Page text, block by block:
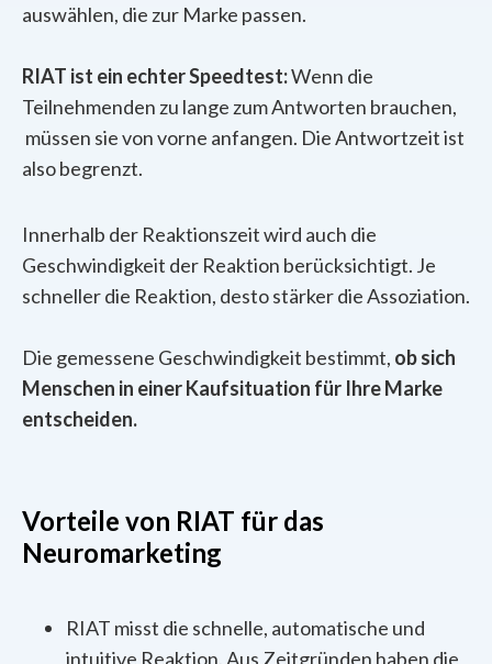
auswählen, die zur Marke passen.
RIAT ist ein echter Speedtest:Wenn die
Teilnehmenden zu lange zum Antworten brauchen,
müssen sie von vorne anfangen. Die Antwortzeit ist
also begrenzt.
Innerhalb der Reaktionszeit wird auch die
Geschwindigkeit der Reaktion berücksichtigt. Je
schneller die Reaktion, desto stärker die Assoziation.
Die gemessene Geschwindigkeit bestimmt, ob sich
Menschen in einer Kaufsituation für Ihre Marke
entscheiden.
Vorteile von RIAT für das
Neuromarketing
RIAT misst die schnelle, automatische und
intuitive Reaktion. Aus Zeitgründen haben die